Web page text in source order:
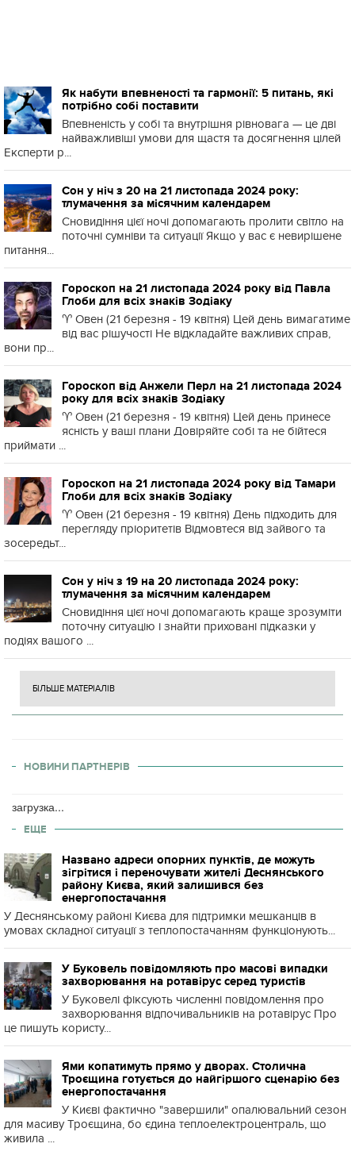
Як набути впевненості та гармонії: 5 питань, які
потрібно собі поставити
Впевненість у собі та внутрішня рівновага — це дві
найважливіші умови для щастя та досягнення цілей
Експерти р...
Сон у ніч з 20 на 21 листопада 2024 року:
тлумачення за місячним календарем
Сновидіння цієї ночі допомагають пролити світло на
поточні сумніви та ситуації Якщо у вас є невирішене
питання...
Гороскоп на 21 листопада 2024 року від Павла
Глоби для всіх знаків Зодіаку
♈️ Овен (21 березня - 19 квітня) Цей день вимагатиме
від вас рішучості Не відкладайте важливих справ,
вони пр...
Гороскоп від Анжели Перл на 21 листопада 2024
року для всіх знаків Зодіаку
♈️ Овен (21 березня - 19 квітня) Цей день принесе
ясність у ваші плани Довіряйте собі та не бійтеся
приймати ...
Гороскоп на 21 листопада 2024 року від Тамари
Глоби для всіх знаків Зодіаку
♈️ Овен (21 березня - 19 квітня) День підходить для
перегляду пріоритетів Відмовтеся від зайвого та
зосередьт...
Сон у ніч з 19 на 20 листопада 2024 року:
тлумачення за місячним календарем
Сновидіння цієї ночі допомагають краще зрозуміти
поточну ситуацію і знайти приховані підказки у
подіях вашого ...
БІЛЬШЕ МАТЕРІАЛІВ
НОВИНИ ПАРТНЕРІВ
загрузка...
ЕЩЕ
Названо адреси опорних пунктів, де можуть
зігрітися і переночувати жителі Деснянського
району Києва, який залишився без
енергопостачання
У Деснянському районі Києва для підтримки мешканців в
умовах складної ситуації з теплопостачанням функціонують...
У Буковель повідомляють про масові випадки
захворювання на ротавірус серед туристів
У Буковелі фіксують численні повідомлення про
захворювання відпочивальників на ротавірус Про
це пишуть користу...
Ями копатимуть прямо у дворах. Столична
Троєщина готується до найгіршого сценарію без
енергопостачання
У Києві фактично "завершили" опалювальний сезон
для масиву Троєщина, бо єдина теплоелектроцентраль, що
живила ...